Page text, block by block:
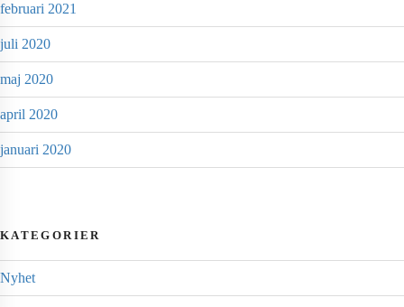
februari 2021
juli 2020
maj 2020
april 2020
januari 2020
KATEGORIER
Nyhet